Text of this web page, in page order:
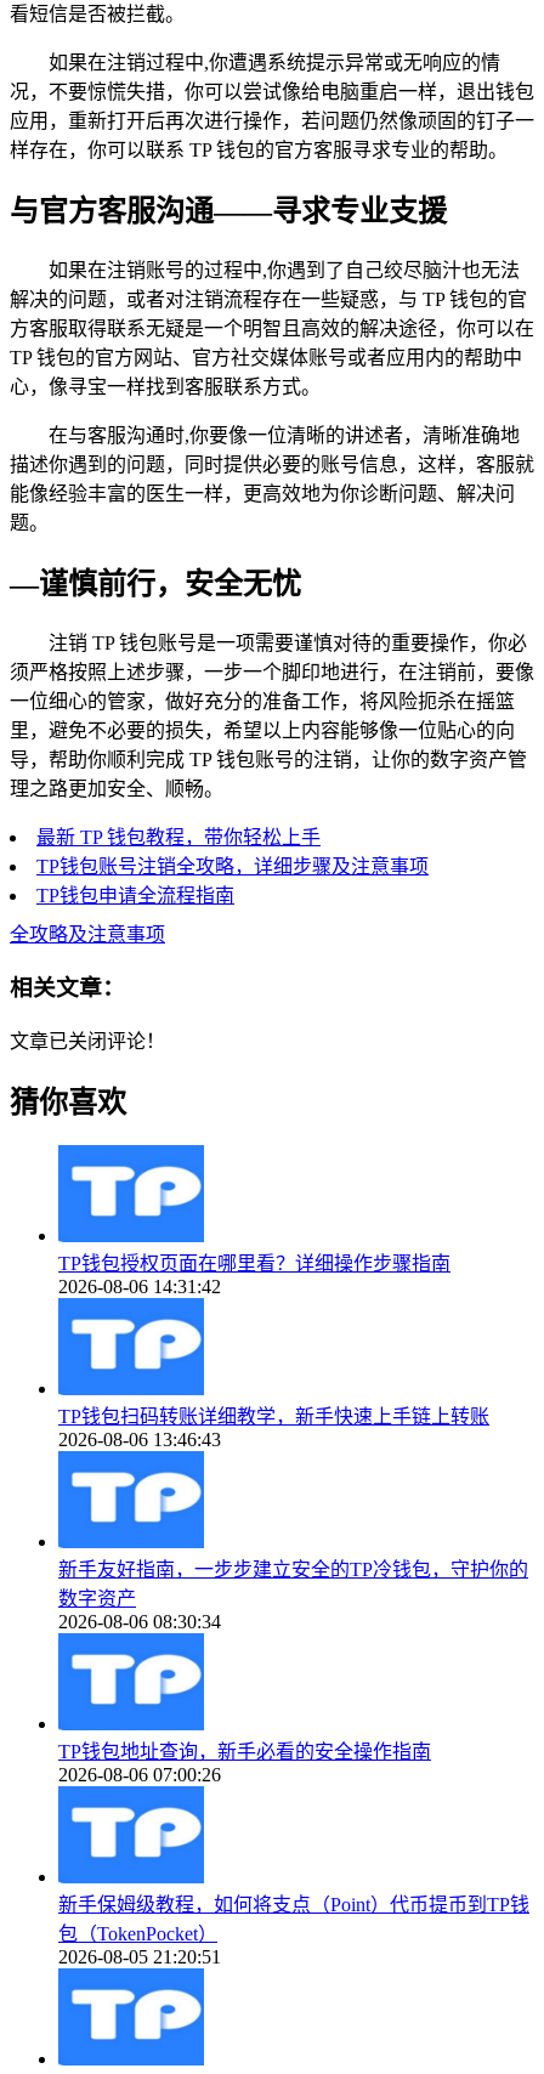
看短信是否被拦截。
如果在注销过程中,你遭遇系统提示异常或无响应的情
况，不要惊慌失措，你可以尝试像给电脑重启一样，退出钱包
应用，重新打开后再次进行操作，若问题仍然像顽固的钉子一
样存在，你可以联系 TP 钱包的官方客服寻求专业的帮助。
与官方客服沟通——寻求专业支援
如果在注销账号的过程中,你遇到了自己绞尽脑汁也无法
解决的问题，或者对注销流程存在一些疑惑，与 TP 钱包的官
方客服取得联系无疑是一个明智且高效的解决途径，你可以在
TP 钱包的官方网站、官方社交媒体账号或者应用内的帮助中
心，像寻宝一样找到客服联系方式。
在与客服沟通时,你要像一位清晰的讲述者，清晰准确地
描述你遇到的问题，同时提供必要的账号信息，这样，客服就
能像经验丰富的医生一样，更高效地为你诊断问题、解决问
题。
—谨慎前行，安全无忧
注销 TP 钱包账号是一项需要谨慎对待的重要操作，你必
须严格按照上述步骤，一步一个脚印地进行，在注销前，要像
一位细心的管家，做好充分的准备工作，将风险扼杀在摇篮
里，避免不必要的损失，希望以上内容能够像一位贴心的向
导，帮助你顺利完成 TP 钱包账号的注销，让你的数字资产管
理之路更加安全、顺畅。
最新 TP 钱包教程，带你轻松上手
TP钱包账号注销全攻略，详细步骤及注意事项
TP钱包申请全流程指南
全攻略及注意事项
相关文章：
文章已关闭评论！
猜你喜欢
TP钱包授权页面在哪里看？详细操作步骤指南
2026-08-06 14:31:42
TP钱包扫码转账详细教学，新手快速上手链上转账
2026-08-06 13:46:43
新手友好指南，一步步建立安全的TP冷钱包，守护你的
数字资产
2026-08-06 08:30:34
TP钱包地址查询，新手必看的安全操作指南
2026-08-06 07:00:26
新手保姆级教程，如何将支点（Point）代币提币到TP钱
包（TokenPocket）
2026-08-05 21:20:51